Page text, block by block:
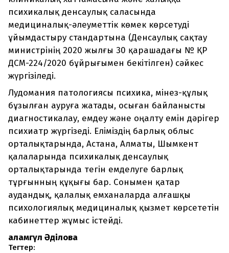
психикалық денсаулық саласында
медициналық-әлеуметтік көмек көрсетуді
ұйымдастыру стандартына (Денсаулық сақтау
министрінің 2020 жылғы 30 қарашадағы № ҚР
ДСМ-224/2020 бұйрығымен бекітілген) сәйкес
жүргізіледі.
Лудомания патологиясы психика, мінез-құлық
бұзылған ауруға жатады, осыған байланысты
диагностикалау, емдеу және оңалту емін дәрігер
психиатр жүргізеді. Еліміздің барлық облыс
орталықтарында, Астана, Алматы, Шымкент
қалаларында психикалық денсаулық
орталықтарында тегін емделуге барлық
тұрғынның құқығы бар. Сонымен қатар
аудандық, қалалық емханаларда алғашқы
психологиялық медициналық қызмет көрсететін
кабинеттер жұмыс істейді.
Қаламгүл Әділова
Тегтер: